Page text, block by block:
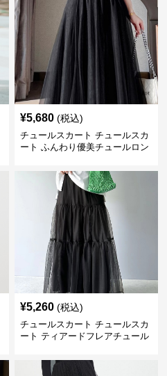
¥5,680 (税込)
チュールスカート チュールスカ
ート ふんわり優美チュールロン
¥5,260 (税込)
チュールスカート チュールスカ
ート ティアードフレアチュール